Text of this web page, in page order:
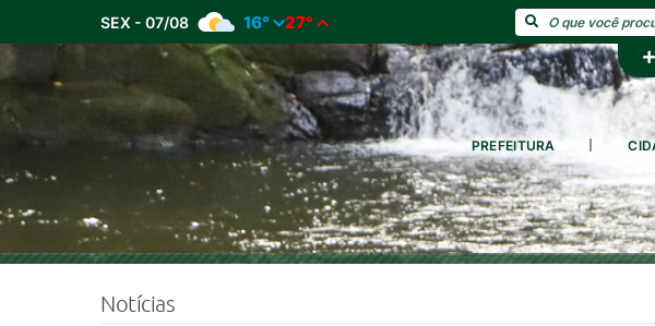
SEX - 07/08 16° 27°
PREFEITURA
Notícias